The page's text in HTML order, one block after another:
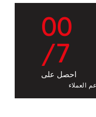
00
/7
احصل على
العملاء